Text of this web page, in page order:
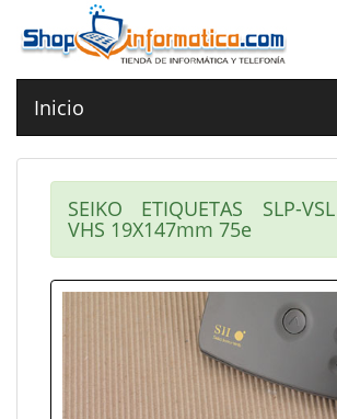
Inicio
SEIKO ETIQUETAS SLP-
VHS 19X147mm 75e